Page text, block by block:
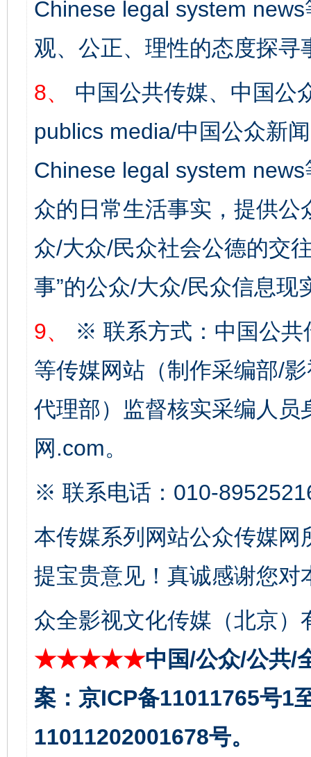
Chinese legal system
观、公正、理性的态度探寻
8、
中国公共传媒、中国公
publics media/中国公众新
Chinese legal system
众的日常生活事实，提供
众/大众/民众社会公德的交
事”的公众/大众/民众信息现
9、
※ 联系方式：中国公共
等传媒网站（制作采编部/
代理部）监督核实采编人员
网.com。
※ 联系电话：010-
本传媒系列网站公众传媒
提宝贵意见！真诚感谢您
众全影视文化传媒（北京）
★★★★★中国/公众/公共/
案：京ICP备11011765号1
11011202001678号。
东山县通报“牛蛙产品抗生素超标问题” 法